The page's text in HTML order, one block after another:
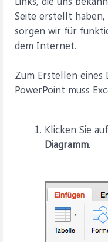
Seite erstellt haben,
sorgen wir für
dem Internet.
Zum Erstellen eines
PowerPoint muss
Klicken Sie
Diagramm.